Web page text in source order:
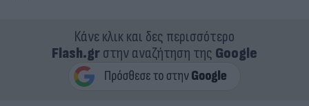
Κάνε κλικ και δες περισσότερο
Flash.grστην αναζήτηση της Google